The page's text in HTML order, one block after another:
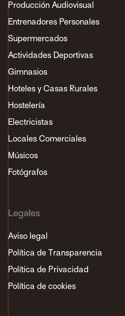
Producción Audiovisual
Entrenadores Personales
Supermercados
Actividades Deportivas
Gimnasios
Hoteles y Casas Rurales
Hostelería
Electricistas
Locales Comerciales
Músicos
Fotógrafos
Legales
Aviso legal
Política de Transparencia
Política de Privacidad
Política de cookies